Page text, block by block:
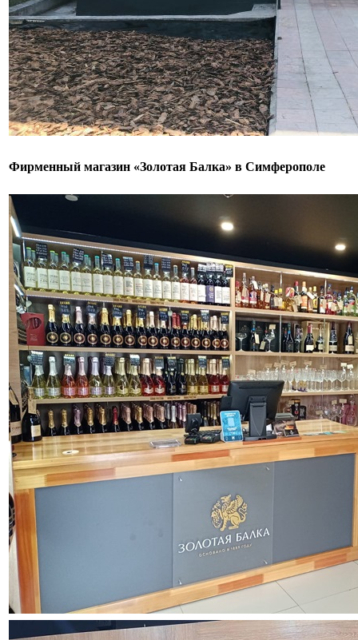
Фирменный магазин «Золотая Балка» в Симферополе